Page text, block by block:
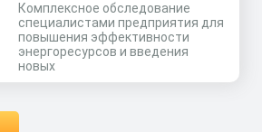
Комплексное обследование
специалистами предприятия для
повышения эффективности
энергоресурсов и введения
новых